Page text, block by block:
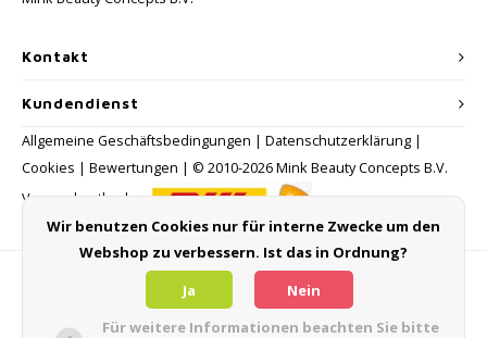
Kontakt
Kundendienst
Allgemeine Geschäftsbedingungen | Datenschutzerklärung |
Cookies | Bewertungen | © 2010-2026 Mink Beauty Concepts B.V.
Versandmethoden:
Zahlungsmethoden
Wir benutzen Cookies nur für interne Zwecke um den
Webshop zu verbessern. Ist das in Ordnung?
Ja
Nein
Für weitere Informationen beachten Sie bitte